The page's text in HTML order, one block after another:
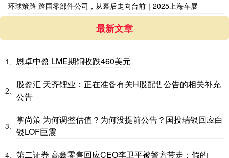
环球策路 跨国零部件公司，从幕后走向台前｜2025上海车展
最新文章
1、 恩卓中盈 LME期铜收跌460美元
2、
股盈汇 天齐锂业：正在准备有关H股配售公告的相关补充
公告
3、
掌尚策 为何调整估值？为何没提前公告？国投瑞银回应白
银LOF巨震
4、 第二证券 高鑫零售回应CEO李卫平被警方带走：假的